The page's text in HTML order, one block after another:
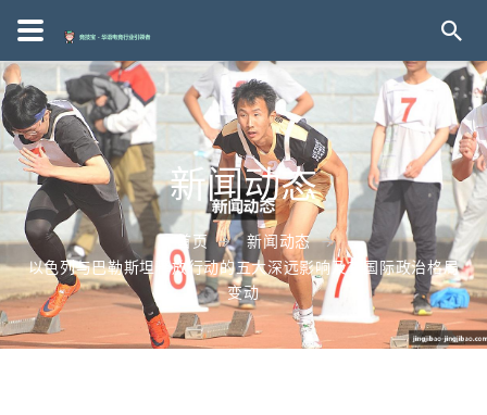
新闻动态
首页
新闻动态
以色列与巴勒斯坦释放行动的五大深远影响及其国际政治格局
变动